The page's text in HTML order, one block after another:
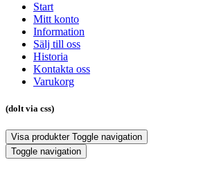
Start
Mitt konto
Information
Sälj till oss
Historia
Kontakta oss
Varukorg
(dolt via css)
Visa produkter Toggle navigation
Toggle navigation